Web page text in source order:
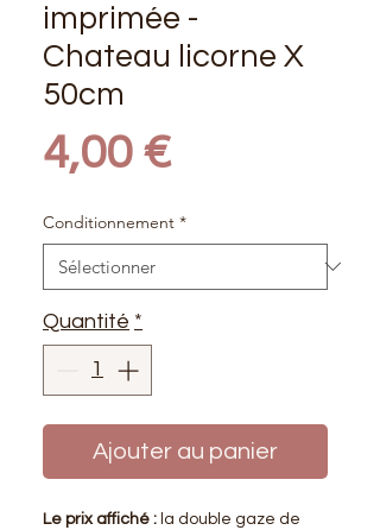
imprimée -
Chateau licorne X
50cm
4,00 €Prix
Conditionnement *
Quantité *
Ajouter au panier
Le prix affiché : la double gaze de